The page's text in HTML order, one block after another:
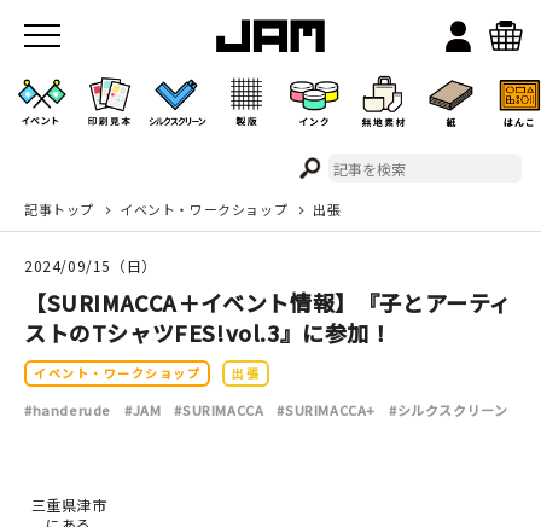
JAMのこと
お店/ワークスペース
イベント
記事トップ イベント・ワークショップ 出張
2024/09/15（日）
【SURIMACCA＋イベント情報】『子とアーティ
ストのTシャツFES!vol.3』に参加！
イベント・ワークショップ 出張
#handerude #JAM #SURIMACCA #SURIMACCA+ #シルクスクリーン
三重県津市